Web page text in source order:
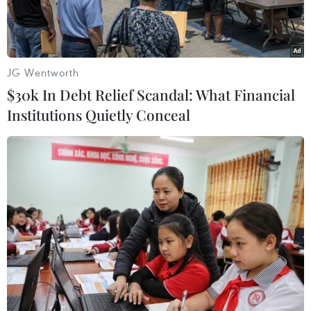
Việt Nam.
Đại sứ Việt Nam tại Canada Phạm Vinh Quang phát biểu tại Lễ
kỷ niệm 79 năm Quốc khánh Việt Nam, hồi tháng Chín năm
ngoái. (Ảnh minh họa: Trung Dũng/TTXVN)
Để huy động và phát huy sức mạnh của cộng
đồng người Việt ở nước ngoài trong công cuộc
JG Wentworth
$30k In Debt Relief Scandal: What Financial
Institutions Quietly Conceal